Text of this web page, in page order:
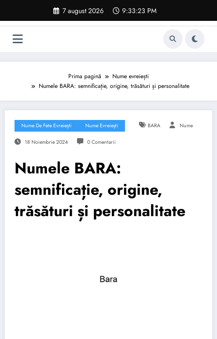
conținut
7 august 2026 9:33:24 PM
Prima pagină
Nume evreiești
Numele BARA: semnificație, origine, trăsături și personalitate
Nume De Fete Evreiești Nume Evreiești BARA Nume
18 Noiembrie 2024 0 Comentarii
Numele BARA:
semnificație, origine,
trăsături și personalitate